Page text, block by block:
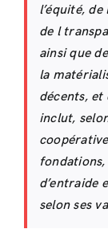
l’équité,
de l
ainsi que
la
décents, et
inclut,
fondations,
d’entraide
selon ses